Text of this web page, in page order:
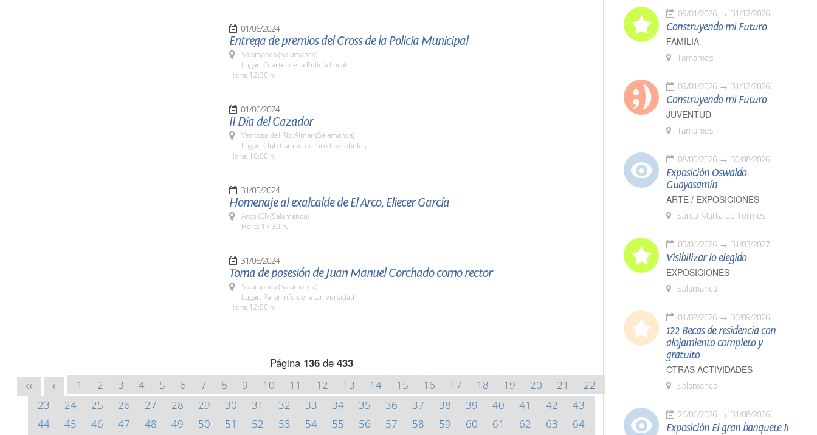
01/06/2024
Entrega de premios del Cross de la Policía Municipal
Salamanca (Salamanca)
Lugar: Cuartel de la Policía Local
Hora: 12:30 h.
01/06/2024
II Día del Cazador
Ventosa del Río Almar (Salamanca)
Lugar: Club Campo de Tiro Cascabeles
Hora: 10:00 h.
31/05/2024
Homenaje al exalcalde de El Arco, Eliecer García
Arco (El) (Salamanca)
Hora: 17:30 h.
31/05/2024
Toma de posesión de Juan Manuel Corchado como rector
Salamanca (Salamanca)
Lugar: Paraninfo de la Universidad
Hora: 12:00 h.
Página 136de 433
<< < 1 2 3 4 5 6 7 8 9 10 11 12 13 14 15 16 17 18 19 20 21
22
23
24 25 26 27 28 29 30 31 32 33 34 35 36 37 38 39 40 41 42
43
44
45 46 47 48 49 50 51 52 53 54 55 56 57 58 59 60 61 62 63
64
09/01/2026 31/12/2026
Construyendo mi Futuro
FAMILIA
Tamames
09/01/2026 31/12/2026
Construyendo mi Futuro
JUVENTUD
Tamames
08/05/2026 30/08/2026
Exposición Oswaldo
Guayasamín
ARTE / EXPOSICIONES
Santa Marta de Tormes
05/06/2026 31/03/2027
Visibilizar lo elegido
EXPOSICIONES
Salamanca
01/07/2026 30/09/2026
122 Becas de residencia con
alojamiento completo y
gratuito
OTRAS ACTIVIDADES
Salamanca
26/06/2026 31/08/2026
Exposición El gran banquete II